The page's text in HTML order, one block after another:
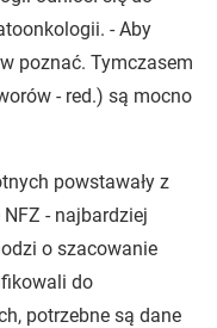
- Aby
poznać. Tymczasem
- red.) są mocno
powstawały z
- najbardziej
o szacowanie
do
potrzebne są dane